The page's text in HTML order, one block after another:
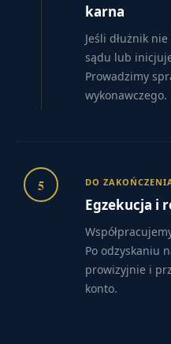
karna
Jeśli dłużnik
sądu lub
Prowadzimy
wykonawczego.
5 DO
Egzekucja i
Po odzyskaniu
prowizyjnie i
konto.